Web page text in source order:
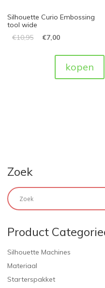
Silhouette Curio Embossing
tool wide
€10,95 €7,00
kopen
Zoek
Product
Silhouette Machines
Materiaal
Starterspakket